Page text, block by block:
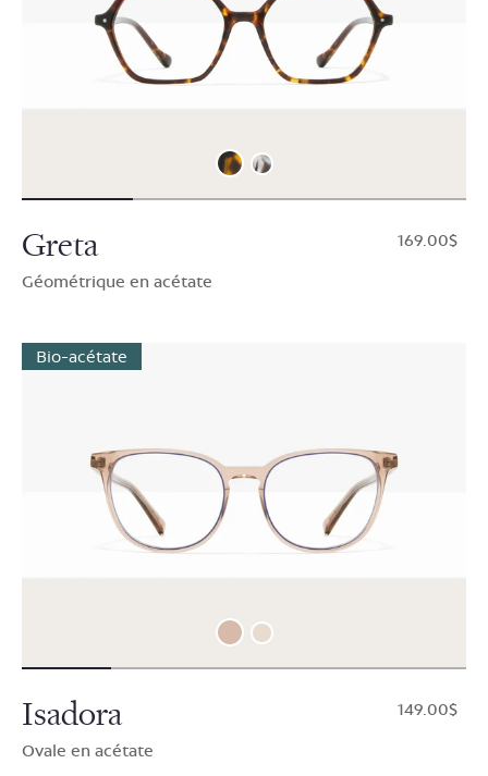
Greta
Géométrique en acétate
$169.00
Bio-acétate
Isadora
Ovale en acétate
$149.00